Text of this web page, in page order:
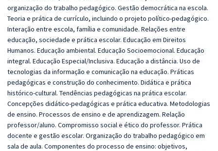
organização do trabalho pedagógico. Gestão democrática na escola.
Teoria e prática de currículo, incluindo o projeto político-pedagógico.
Interação entre escola, família e comunidade. Relações entre
educação, sociedade e prática escolar. Educação em Direitos
Humanos. Educação ambiental. Educação Socioemocional. Educação
integral. Educação Especial/Inclusiva. Educação a distância. Uso de
tecnologias da informação e comunicação na educação. Práticas
pedagógicas e construção do conhecimento. Didática e prática
histórico-cultural. Tendências pedagógicas na prática escolar.
Concepções didático-pedagógicas e prática educativa. Metodologias
de ensino. Processos de ensino e de aprendizagem. Relação
professor/aluno. Compromisso social e ético do professor. Prática
docente e gestão escolar. Organização do trabalho pedagógico em
sala de aula. Componentes do processo de ensino: objetivos,